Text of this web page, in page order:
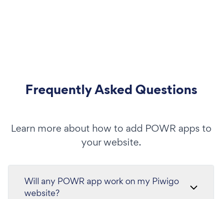
Frequently Asked Questions
Learn more about how to add POWR apps to
your website.
Will any POWR app work on my Piwigo
website?